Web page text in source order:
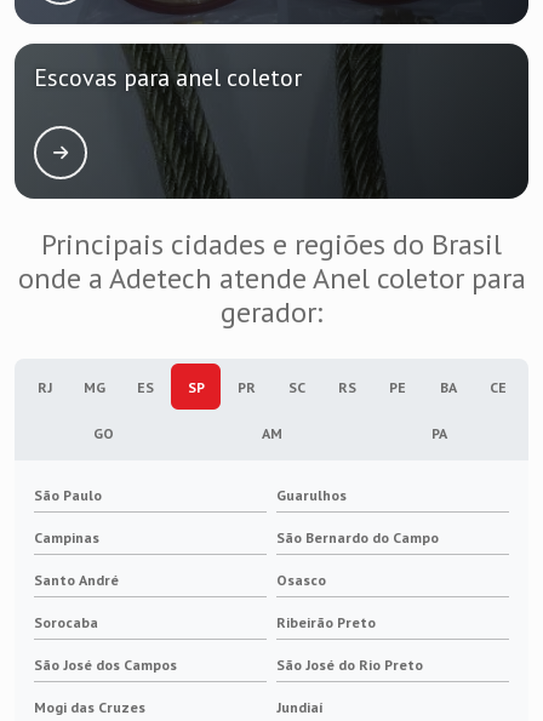
Fábrica de cordoalha de cobre
Fábrica de escovas de carvão
Fábrica de terminais elétricos
Fabricante de escovas de carvão
Isolador elétrico
Isolador para barramento
Mola de pressão constante
Molas para porta escovas
Pantógrafo elétrico
Escovas para anel coletor
Principais cidades e regiões do Brasil
onde a Adetech atende Anel coletor para
gerador:
RJ MG ES SP PR SC RS PE BA CE
GO AM PA
São Paulo Guarulhos
Campinas São Bernardo do Campo
Santo André Osasco
Sorocaba Ribeirão Preto
São José dos Campos São José do Rio Preto
Mogi das Cruzes Jundiaí